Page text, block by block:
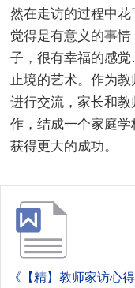
然在走访的过程中
觉得是有意义的事
子，很有幸福的感
止境的艺术。作为
进行交流，家长和
作，结成一个家庭
获得更大的成功。
《【精】教师家访心